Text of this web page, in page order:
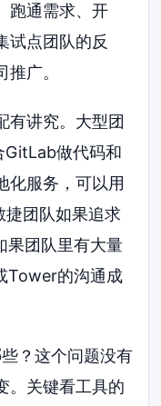
跑通需求、开
试点团队的反
广。
有讲究。大型团
GitLab做代码和
化服务，可以用
捷团队如果追求
果团队里有大量
Tower的沟通成
？这个问题没有
。关键看工具的